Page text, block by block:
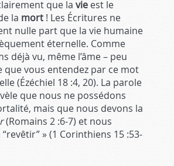
que la vie est le
la mort ! Les Écritures ne
nulle part que la vie humaine
éternelle. Comme
déjà vu, même l’âme – peu
que vous entendez par ce mot
(Ézéchiel 18 :4, 20). La parole
que nous ne possédons
mais que nous devons la
(Romains 2 :6-7) et nous
» (1 Corinthiens 15 :53-